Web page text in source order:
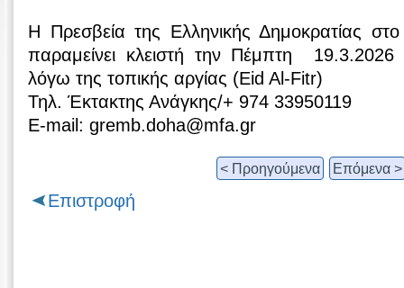
Η Πρεσβεία της Ελληνικής Δημοκρατίας
παραμείνει κλειστή την Πέμπτη 19.3.2026
λόγω της τοπικής αργίας (Eid Al-Fitr)
Τηλ. Έκτακτης Ανάγκης/+ 974 33950119
Ε-mail: gremb.doha@mfa.gr
< Προηγούμενα Επόμενα >
Επιστροφή